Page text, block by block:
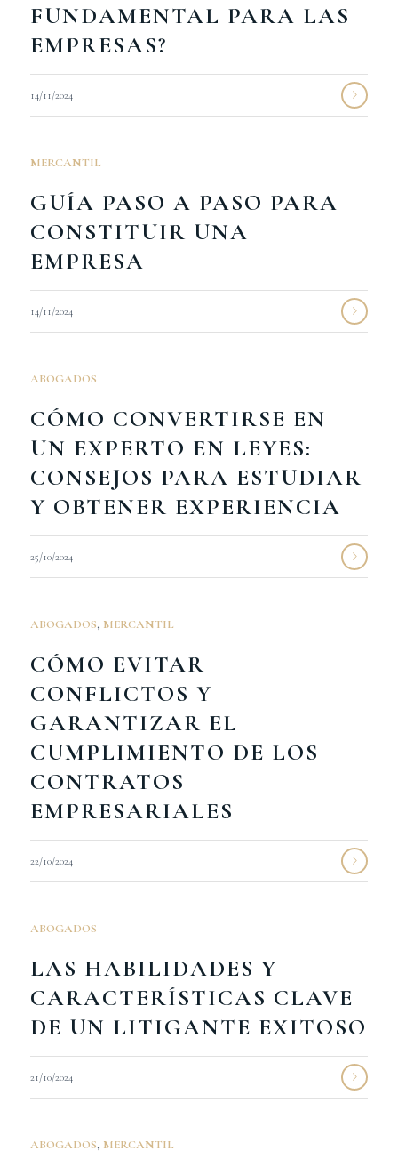
FUNDAMENTAL PARA LAS
EMPRESAS?
14/11/2024
MERCANTIL
GUÍA PASO A PASO PARA
CONSTITUIR UNA
EMPRESA
14/11/2024
ABOGADOS
CÓMO CONVERTIRSE EN
UN EXPERTO EN LEYES:
CONSEJOS PARA ESTUDIAR
Y OBTENER EXPERIENCIA
25/10/2024
ABOGADOS, MERCANTIL
CÓMO EVITAR
CONFLICTOS Y
GARANTIZAR EL
CUMPLIMIENTO DE LOS
CONTRATOS
EMPRESARIALES
22/10/2024
ABOGADOS
LAS HABILIDADES Y
CARACTERÍSTICAS CLAVE
DE UN LITIGANTE EXITOSO
21/10/2024
ABOGADOS, MERCANTIL